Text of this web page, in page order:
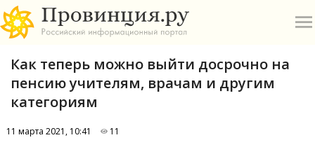
Как теперь можно выйти досрочно на
пенсию учителям, врачам и другим
категориям
11 марта 2021, 10:41 11